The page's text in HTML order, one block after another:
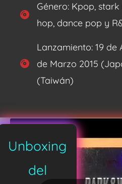
Género: Kpop,
hop, dance pop y
Lanzamiento: 19 de
de Marzo 2015
(Taiwán)
Unboxing
del